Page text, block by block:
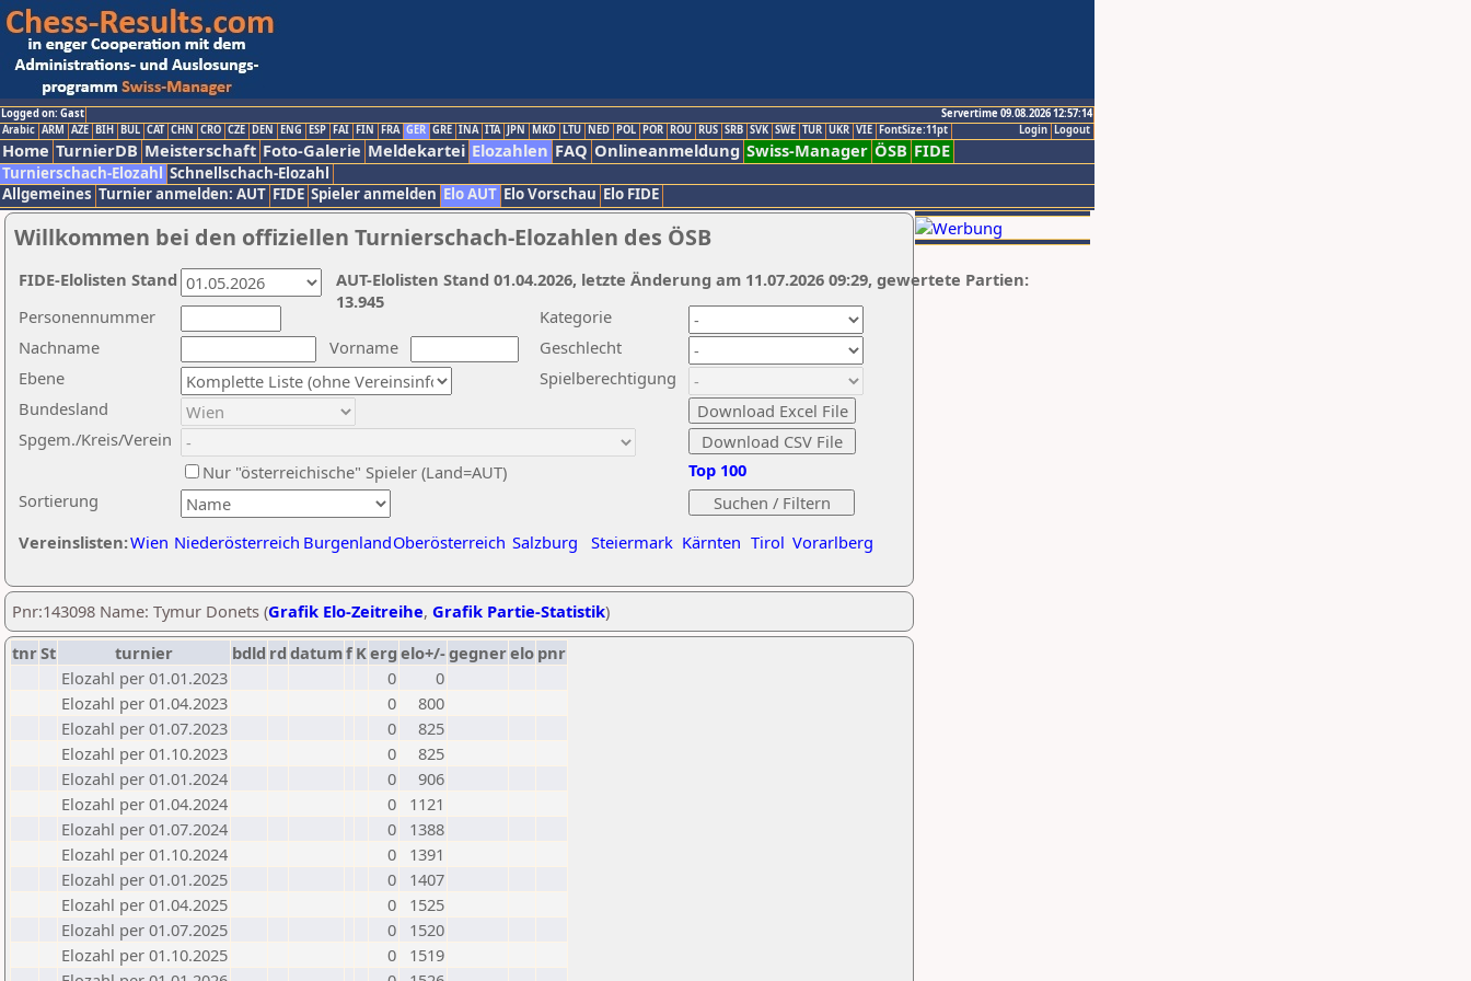
Logged on: Gast
Servertime 09.08.2026 12:57:14
Logout
Login
Arabic ARM AZE BIH BUL CAT CHN CRO CZE DEN ENG ESP FAI FIN FRA GER GRE INA ITA JPN MKD LTU NED POL POR ROU RUS SRB SVK SWE TUR UKR VIE FontSize:11pt
Home TurnierDB Meisterschaft Foto-Galerie Meldekartei Elozahlen FAQ Onlineanmeldung Swiss-Manager ÖSB FIDE
Turnierschach-Elozahl Schnellschach-Elozahl
Allgemeines Turnier anmelden: AUT FIDE Spieler anmelden Elo AUT Elo Vorschau Elo FIDE
Willkommen bei den offiziellen Turnierschach-Elozahlen des ÖSB
Nachname
Vorname
Ebene
Kategorie
Sortierung
Personennummer
Bundesland
Spgem./Kreis/Verein
Geschlecht
Nur "österreichische" Spieler (Land=AUT)
Spielberechtigung
Vereinslisten:Wien Niederösterreich BurgenlandOberösterreich Salzburg Steiermark Kärnten Tirol Vorarlberg
Top 100
AUT-Elolisten Stand 01.04.2026, letzte Änderung am 11.07.2026 09:29, gewertete Partien:
13.945
FIDE-Elolisten Stand
Pnr:143098 Name: Tymur Donets (Grafik Elo-Zeitreihe, Grafik Partie-Statistik)
tnrSt turnier bdld rd datumf Kerg elo+/-gegnerelo pnr
Elozahl per 01.01.2023
0
0
Elozahl per 01.04.2023
0
800
Elozahl per 01.07.2023
0
825
Elozahl per 01.10.2023
0
825
Elozahl per 01.01.2024
0
906
Elozahl per 01.04.2024
0
1121
Elozahl per 01.07.2024
0
1388
Elozahl per 01.10.2024
0
1391
Elozahl per 01.01.2025
0
1407
Elozahl per 01.04.2025
0
1525
Elozahl per 01.07.2025
0
1520
Elozahl per 01.10.2025
0
1519